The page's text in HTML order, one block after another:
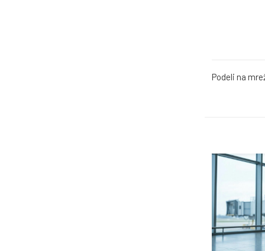
Podeli na